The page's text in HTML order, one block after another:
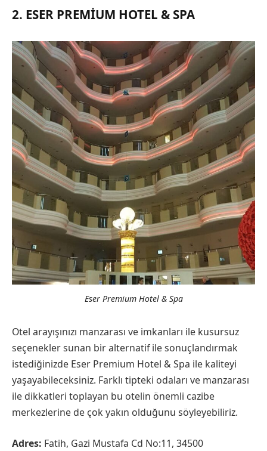
2. ESER PREMIUM HOTEL & SPA
Eser Premium Hotel & Spa
Otel arayışınızı manzarası ve imkanları ile kusursuz
seçenekler sunan bir alternatif ile sonuçlandırmak
istediğinizde Eser Premium Hotel & Spa ile kaliteyi
yaşayabileceksiniz. Farklı tipteki odaları ve manzarası
ile dikkatleri toplayan bu otelin önemli cazibe
merkezlerine de çok yakın olduğunu söyleyebiliriz.
Adres: Fatih, Gazi Mustafa Cd No:11, 34500